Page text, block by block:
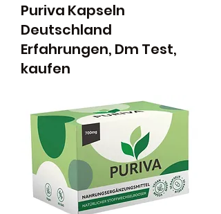
Puriva Kapseln
Deutschland
Erfahrungen, Dm Test,
kaufen